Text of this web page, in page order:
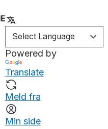
Powered by
Translate
Meld fra
Min side